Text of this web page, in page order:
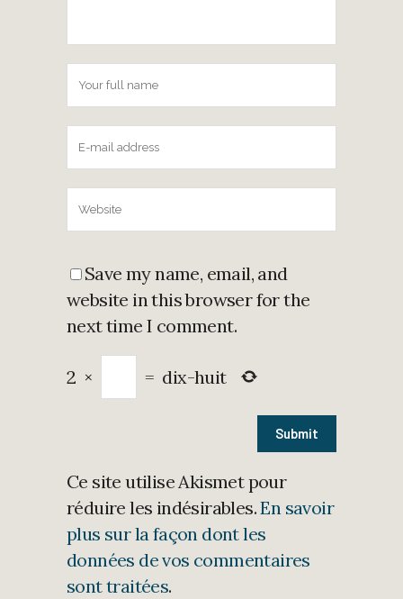
Save my name, email, and
website in this browser for the
next time I comment.
2 × = dix-huit
Ce site utilise Akismet pour
réduire les indésirables.En savoir
plus sur la façon dont les
données de vos commentaires
sont traitées.